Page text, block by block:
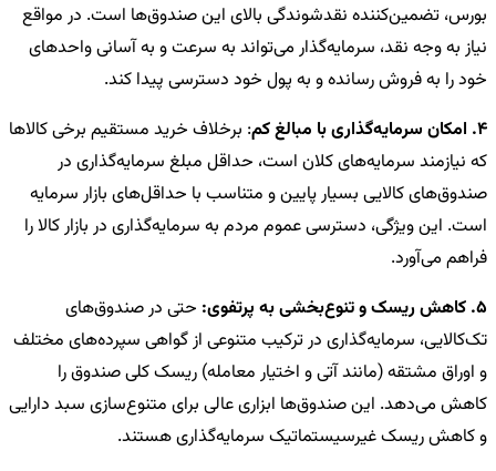
بورس، تضمین‌کننده نقدشوندگی بالای این صندوق‌ها است. در مواقع
نیاز به وجه نقد، سرمایه‌گذار می‌تواند به سرعت و به آسانی واحدهای
خود را به فروش رسانده و به پول خود دسترسی پیدا کند.
4. امکان سرمایه‌گذاری با مبالغ کم
: برخلاف خرید مستقیم برخی کالاها
که نیازمند سرمایه‌های کلان است، حداقل مبلغ سرمایه‌گذاری در
صندوق‌های کالایی بسیار پایین و متناسب با حداقل‌های بازار سرمایه
است. این ویژگی، دسترسی عموم مردم به سرمایه‌گذاری در بازار کالا را
فراهم می‌آورد.
5. کاهش ریسک و تنوع‌بخشی به پرتفوی:
حتی در صندوق‌های
تک‌کالایی، سرمایه‌گذاری در ترکیب متنوعی از گواهی سپرده‌های مختلف
و اوراق مشتقه (مانند آتی و اختیار معامله) ریسک کلی صندوق را
کاهش می‌دهد. این صندوق‌ها ابزاری عالی برای متنوع‌سازی سبد دارایی
و کاهش ریسک غیرسیستماتیک سرمایه‌گذاری هستند.